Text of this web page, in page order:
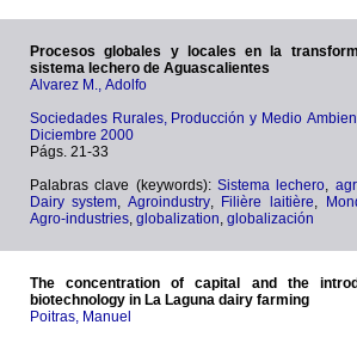
Procesos globales y locales en la
sistema lechero de Aguascalientes
Alvarez M., Adolfo
Sociedades Rurales, Producción y Medio
Diciembre 2000
Págs. 21-33
Palabras clave (keywords): Sistema lechero
Dairy system
Agroindustry Filière laitière
Agro-industries globalization globalización
The concentration of capital and the
biotechnology in La Laguna dairy farming
Poitras, Manuel